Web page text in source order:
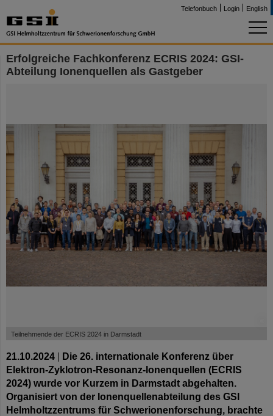
Telefonbuch Login English
Erfolgreiche Fachkonferenz ECRIS 2024: GSI-
Abteilung Ionenquellen als Gastgeber
Teilnehmende der ECRIS 2024 in Darmstadt
21.10.2024 | Die 26. internationale Konferenz über
Elektron-Zyklotron-Resonanz-Ionenquellen (ECRIS
2024) wurde vor Kurzem in Darmstadt abgehalten.
Organisiert von der Ionenquellenabteilung des GSI
Helmholtzzentrums für Schwerionenforschung, brachte